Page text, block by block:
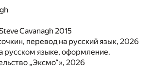
Cavanagh 2015
перевод на русский язык, 2026
русском языке, оформление.
„Эксмо“», 2026